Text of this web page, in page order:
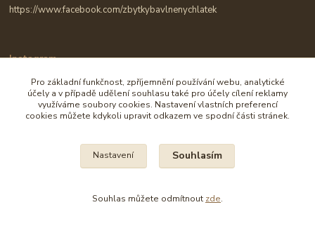
https://www.facebook.com/zbytkybavlnenychlatek
Instagram
Na všechny fotografie se vztahují autorská práva.
Pro základní funkčnost, zpříjemnění používání webu, analytické
účely a v případě udělení souhlasu také pro účely cílení reklamy
využíváme soubory cookies. Nastavení vlastních preferencí
cookies můžete kdykoli upravit odkazem ve spodní části stránek.
Nastavení Souhlasím
Souhlas můžete odmítnout zde.